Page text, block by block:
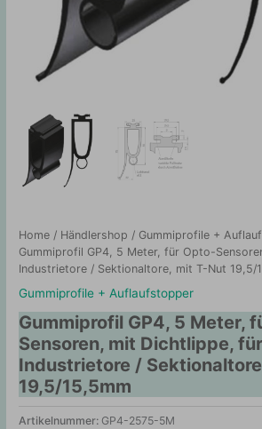
Home / Händlershop / Gummiprofile +
Gummiprofil GP4, 5 Meter, für Opto-
Industrietore / Sektionaltore, mit T-Nut 19,5/
Gummiprofile + Auflaufstopper
Gummiprofil GP4, 5 Meter,
Sensoren, mit Dichtlippe, für
Industrietore /
19,5/15,5mm
Artikelnummer: GP4-2575-5M